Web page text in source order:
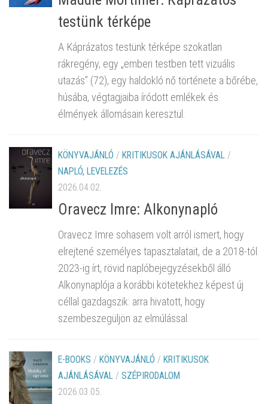
testünk térképe
A Káprázatos testünk térképe szokatlan
rákregény, egy „emberi testben tett vizuális
utazás” (72), egy haldokló nő története a bőrébe,
húsába, végtagjaiba íródott emlékek és
élmények állomásain keresztül.
KÖNYVAJÁNLÓ / KRITIKUSOK AJÁNLÁSÁVAL /
NAPLÓ, LEVELEZÉS
2026.04.02.
Oravecz Imre: Alkonynapló
Oravecz Imre sohasem volt arról ismert, hogy
elrejtené személyes tapasztalatait, de a 2018-tól
2023-ig írt, rövid naplóbejegyzésekből álló
Alkonynaplója a korábbi kötetekhez képest új
céllal gazdagszik: arra hivatott, hogy
szembeszegüljön az elmúlással.
E-BOOKS / KÖNYVAJÁNLÓ / KRITIKUSOK
AJÁNLÁSÁVAL / SZÉPIRODALOM
2026.03.05.